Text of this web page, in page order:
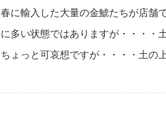
春に輸入した大量の金鯱たちが店舗
に多い状態ではありますが・・・・
ちょっと可哀想ですが・・・・土